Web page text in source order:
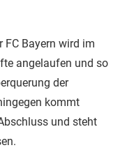
FC Bayern wird im
angelaufen und so
der
kommt
und steht